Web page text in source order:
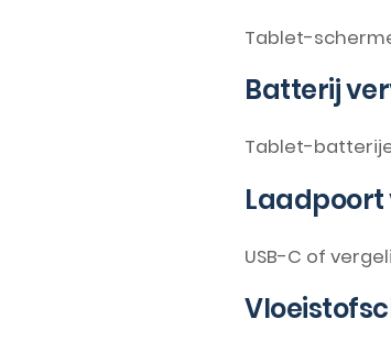
Tablet-
Batterij
Tablet-
USB-C of